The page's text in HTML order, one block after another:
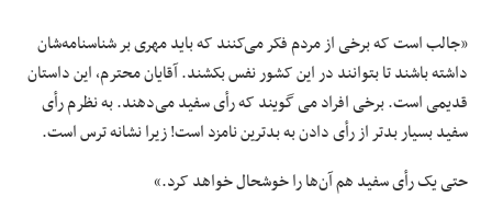
«جالب است که برخی از مردم فکر می‌کنند که باید مهری بر شناسنامه‌شان
داشته باشند تا بتوانند در این کشور نفس بکشند. آقایان محترم، این داستان
قدیمی است. برخی افراد می گویند که رأی سفید می‌دهند. به نظرم رأی
سفید بسیار بدتر از رأی دادن به بدترین نامزد است! زیرا نشانه ترس است.
حتی یک رأی سفید هم آن‌ها را خوشحال خواهد کرد.»